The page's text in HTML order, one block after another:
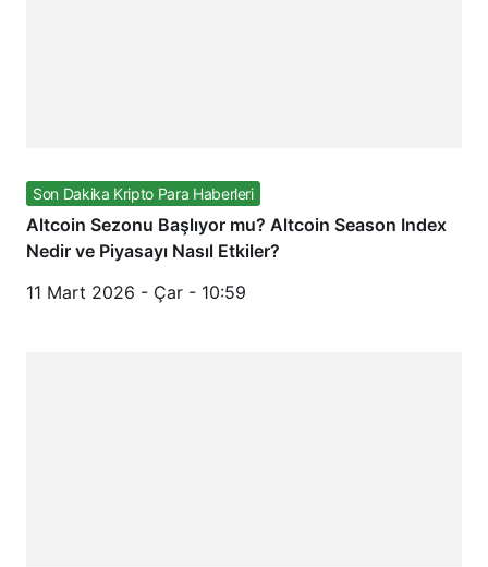
Son Dakika Kripto Para Haberleri
Altcoin Sezonu Başlıyor mu? Altcoin Season Index
Nedir ve Piyasayı Nasıl Etkiler?
11 Mart 2026 - Çar - 10:59